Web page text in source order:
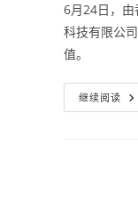
6月24日，由
科技有限公
值。
继续阅读